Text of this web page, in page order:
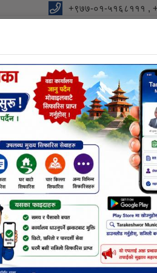
+९७७-०१-५१६८१११ ,
सूचना तथा जानकारी
नक्सा सम्बन्धि
भाइरस संक्रमण, रोकथाम नियन्त्रण अनुगमन तथा
संगौलाज्यूको संयोजकत्वमा
माननिय योगेन्द्र संगौलाज्यूको